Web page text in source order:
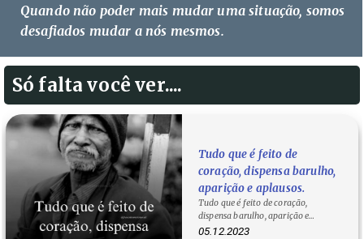
Quando não poder mais mudar uma situação, somos
desafiados mudar a nós mesmos.
Só falta você ver....
Tudo que é feito de
coração, dispensa barulho,
aparição e aplausos.
Tudo que é feito de coração,
dispensa barulho, aparição e
aplausos. O que é feito com o
05.12.2023